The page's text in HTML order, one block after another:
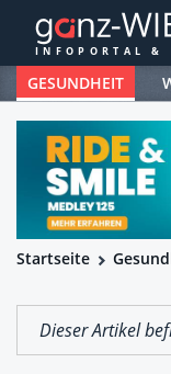
GESUNDHEIT
Startseite
Dieser Artikel